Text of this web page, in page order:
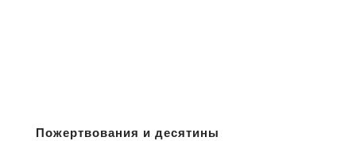
Пожертвования и десятины